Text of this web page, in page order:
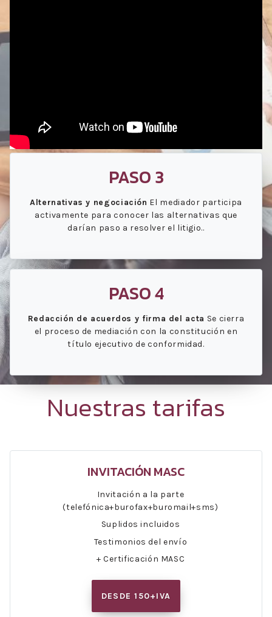
PASO 3
Alternativas y negociación El mediador participa
activamente para conocer las alternativas que
darían paso a resolver el litigio..
PASO 4
Redacción de acuerdos y firma del acta Se cierra
el proceso de mediación con la constitución en
título ejecutivo de conformidad.
Nuestras tarifas
INVITACIÓN MASC
Invitación a la parte
(telefónica+burofax+buromail+sms)
Suplidos incluidos
Testimonios del envío
+ Certificación MASC
DESDE 150+IVA